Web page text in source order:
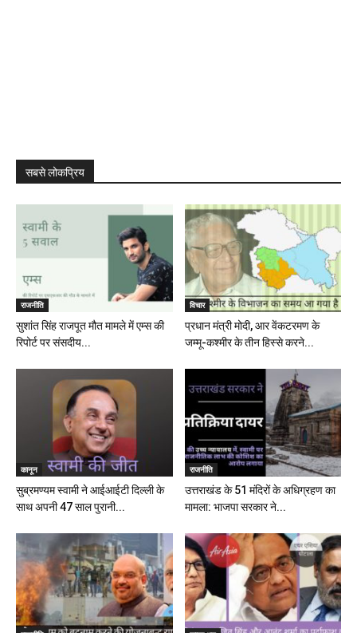
सबसे लोकप्रिय
राजनीति
सुशांत सिंह राजपूत मौत मामले में एम्स की
रिपोर्ट पर संसदीय...
विचार
प्रधान मंत्री मोदी, आर वेंकटरमण के
जम्मू-कश्मीर के तीन हिस्से करने...
कानून
सुब्रमण्यम स्वामी ने आईआईटी दिल्ली के
साथ अपनी 47 साल पुरानी...
राजनीति
उत्तराखंड के 51 मंदिरों के अधिग्रहण का
मामला: भाजपा सरकार ने...